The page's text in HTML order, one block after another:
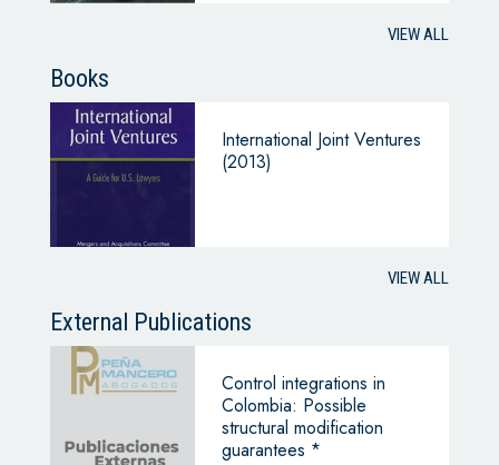
VIEW ALL
Books
International Joint Ventures
(2013)
VIEW ALL
External Publications
Control integrations in
Colombia: Possible
structural modification
guarantees *